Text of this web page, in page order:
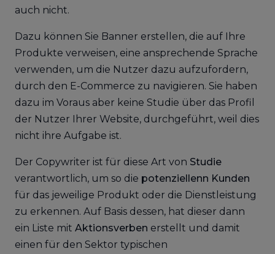
auch nicht.
Dazu können Sie Banner erstellen, die auf Ihre
Produkte verweisen, eine ansprechende Sprache
verwenden, um die Nutzer dazu aufzufordern,
durch den E-Commerce zu navigieren. Sie haben
dazu im Voraus aber keine Studie über das Profil
der Nutzer Ihrer Website, durchgeführt, weil dies
nicht ihre Aufgabe ist.
Der Copywriter ist für diese Art von Studie
verantwortlich, um so die potenziellenn Kunden
für das jeweilige Produkt oder die Dienstleistung
zu erkennen. Auf Basis dessen, hat dieser dann
ein Liste mit Aktionsverben erstellt und damit
einen für den Sektor typischen